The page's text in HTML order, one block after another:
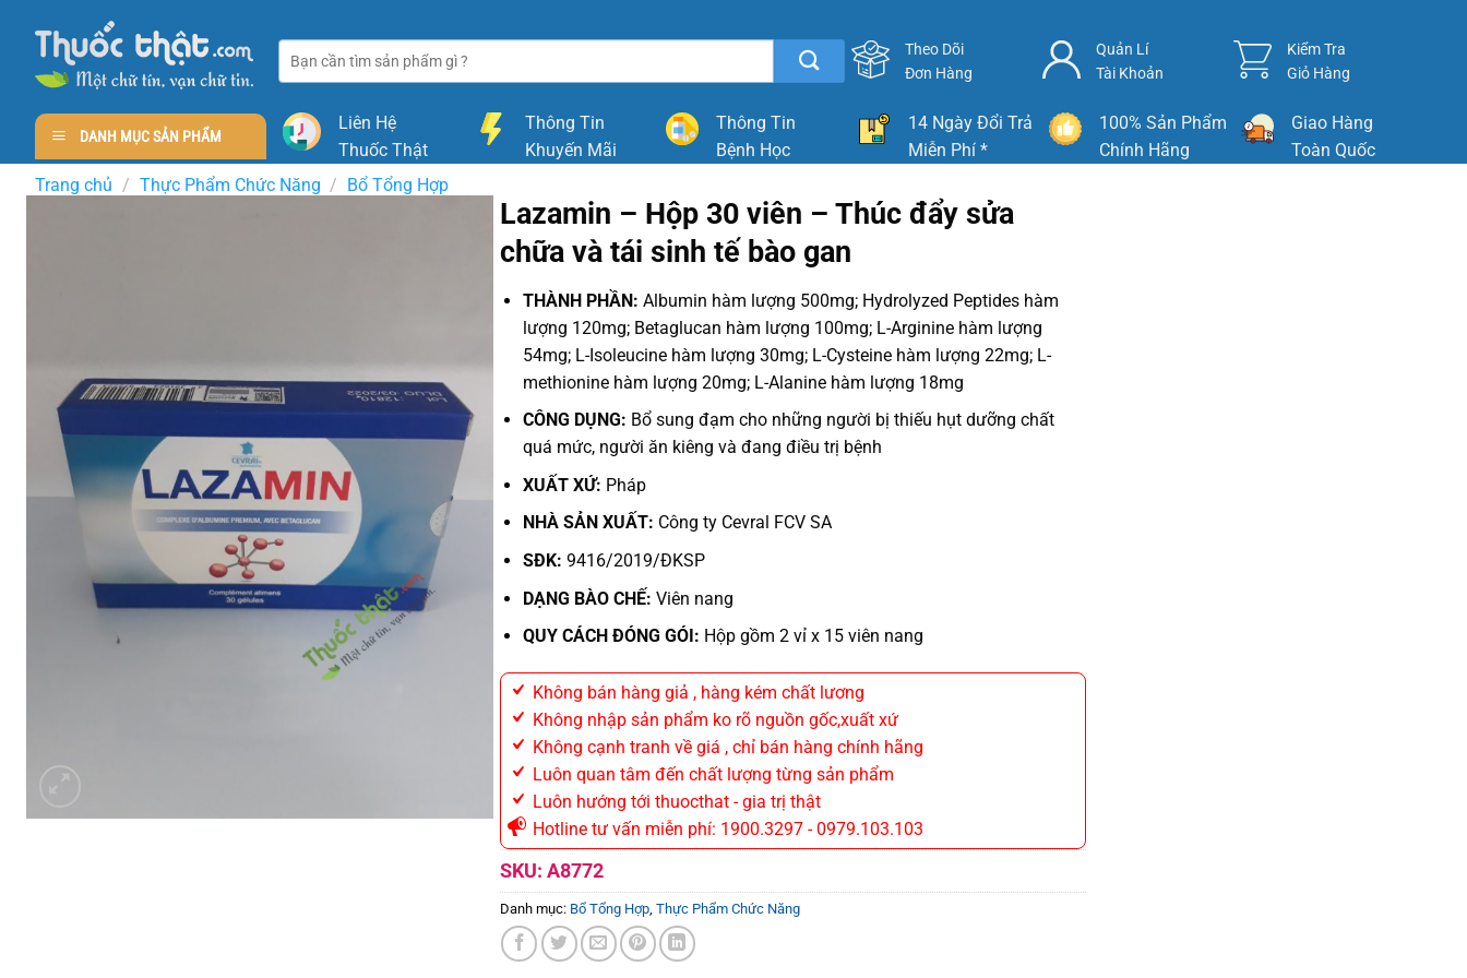
content
kiếm:
Theo Dõi
Đơn Hàng
Quản Lí
Tài Khoản
Kiểm Tra
Giỏ Hàng
DANH MỤC SẢN PHẨM
Liên Hệ
Thuốc Thật
Thông Tin
Khuyến Mãi
Thông Tin
Bệnh Học
14 Ngày Đổi Trả
Miễn Phí *
100% Sản Phẩm
Chính Hãng
Giao Hàng
Toàn Quốc
Trang chủ / Thực Phẩm Chức Năng / Bổ Tổng Hợp
Lazamin – Hộp 30 viên – Thúc đẩy sửa
chữa và tái sinh tế bào gan
THÀNH PHẦN: Albumin hàm lượng 500mg; Hydrolyzed Peptides hàm
lượng 120mg; Betaglucan hàm lượng 100mg; L-Arginine hàm lượng
54mg; L-Isoleucine hàm lượng 30mg; L-Cysteine hàm lượng 22mg; L-
methionine hàm lượng 20mg; L-Alanine hàm lượng 18mg
CÔNG DỤNG: Bổ sung đạm cho những người bị thiếu hụt dưỡng chất
quá mức, người ăn kiêng và đang điều trị bệnh
XUẤT XỨ: Pháp
NHÀ SẢN XUẤT: Công ty Cevral FCV SA
SĐK: 9416/2019/ĐKSP
DẠNG BÀO CHẾ: Viên nang
QUY CÁCH ĐÓNG GÓI: Hộp gồm 2 vỉ x 15 viên nang
Không bán hàng giả , hàng kém chất lương
Không nhập sản phẩm ko rõ nguồn gốc,xuất xứ
Không cạnh tranh về giá , chỉ bán hàng chính hãng
Luôn quan tâm đến chất lượng từng sản phẩm
Luôn hướng tới thuocthat - gia trị thật
Hotline tư vấn miễn phí: 1900.3297 - 0979.103.103
SKU: A8772
Danh mục: Bổ Tổng Hợp, Thực Phẩm Chức Năng